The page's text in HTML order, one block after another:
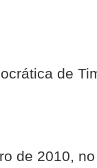
de
de 2010,